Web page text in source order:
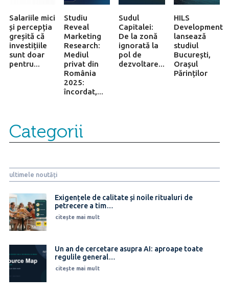
Salariile mici
și percepția
greșită că
investițiile
sunt doar
pentru...
Studiu
Reveal
Marketing
Research:
Mediul
privat din
România
2025:
încordat,...
Sudul
Capitalei:
De la zonă
ignorată la
pol de
dezvoltare...
HILS
Development
lansează
studiul
București,
Orașul
Părinților
Categorii
ultimele noutăți
Exigențele de calitate și noile ritualuri de
petrecere a tim…
citește mai mult
Un an de cercetare asupra AI: aproape toate
regulile general…
citește mai mult